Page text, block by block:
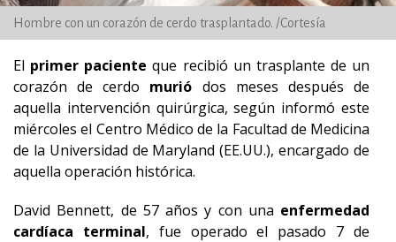
Hombre con un corazón de cerdo trasplantado. /Cortesía
El primer paciente que recibió un trasplante de un
corazón de cerdo murió dos meses después de
aquella intervención quirúrgica, según informó este
miércoles el Centro Médico de la Facultad de Medicina
de la Universidad de Maryland (EE.UU.), encargado de
aquella operación histórica.
David Bennett, de 57 años y con una enfermedad
cardíaca terminal, fue operado el pasado 7 de